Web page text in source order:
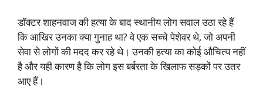
डॉक्टर शाहनवाज की हत्या के बाद स्थानीय लोग सवाल उठा रहे हैं
कि आखिर उनका क्या गुनाह था? वे एक सच्चे पेशेवर थे, जो अपनी
सेवा से लोगों की मदद कर रहे थे। उनकी हत्या का कोई औचित्य नहीं
है और यही कारण है कि लोग इस बर्बरता के खिलाफ सड़कों पर उतर
आए हैं।